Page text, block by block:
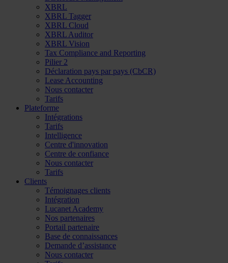
XBRL
XBRL Tagger
XBRL Cloud
XBRL Auditor
XBRL Vision
Tax Compliance and Reporting
Pilier 2
Déclaration pays par pays (CbCR)
Lease Accounting
Nous contacter
Tarifs
Plateforme
Intégrations
Tarifs
Intelligence
Centre d'innovation
Centre de confiance
Nous contacter
Tarifs
Clients
Témoignages clients
Intégration
Lucanet Academy
Nos partenaires
Portail partenaire
Base de connaissances
Demande d’assistance
Nous contacter